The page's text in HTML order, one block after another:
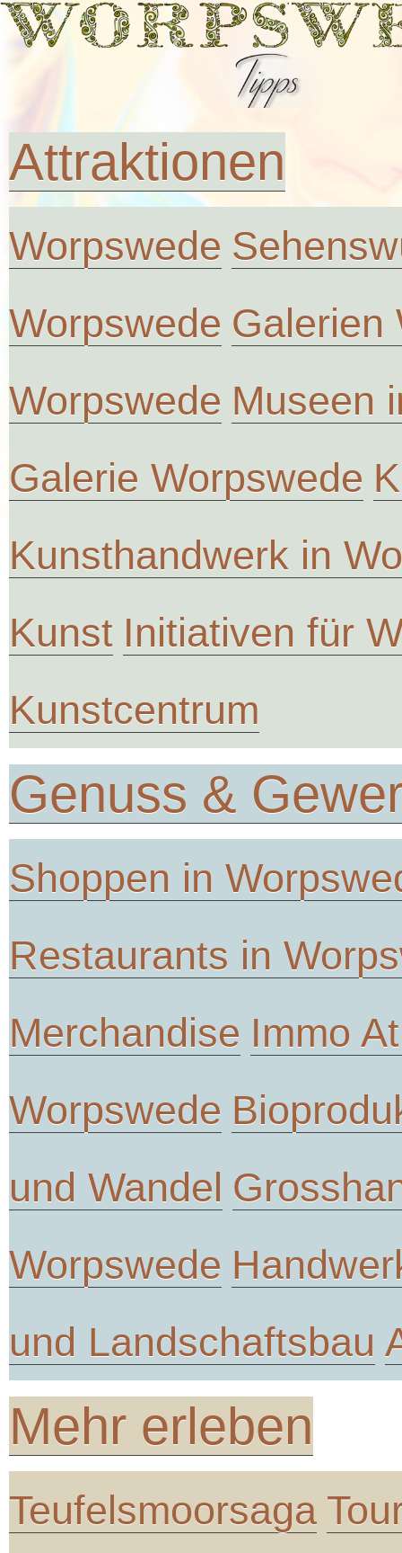
Attraktionen
Worpswede
Worpswede Galerien
Worpswede Museen
Galerie Worpswede
Kunsthandwerk in
Kunst Initiativen für
Kunstcentrum
Genuss &
Shoppen in
Restaurants in
Merchandise Immo
Worpswede
und Wandel
Worpswede
und Landschaftsbau
Mehr erleben
Teufelsmoorsaga